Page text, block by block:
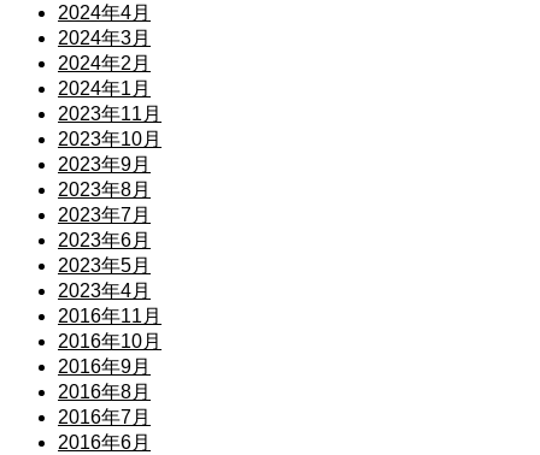
2024年4月
2024年3月
2024年2月
2024年1月
2023年11月
2023年10月
2023年9月
2023年8月
2023年7月
2023年6月
2023年5月
2023年4月
2016年11月
2016年10月
2016年9月
2016年8月
2016年7月
2016年6月